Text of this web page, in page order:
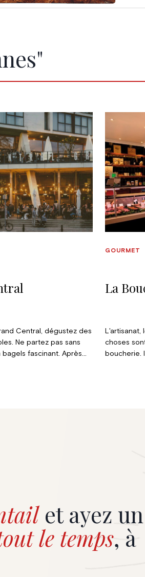
Central, dégustez des
Ne partez pas sans
fascinant. Après
La
GOURMET
choses
boucherie.
et ayez un
le temps, à